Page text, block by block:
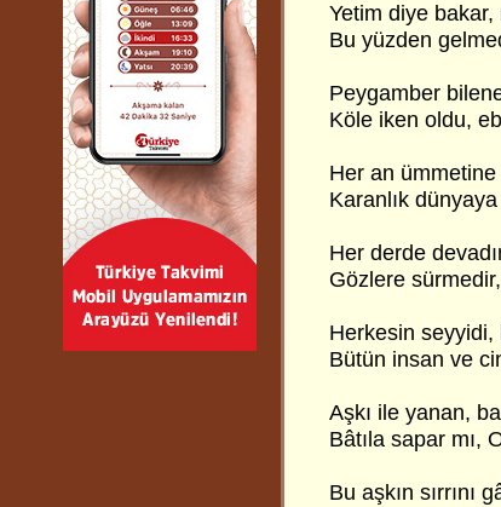
Yetim diye
Bu yüzden
Peygamber
Köle iken oldu,
Her an ümmetine
Karanlık dünyaya
Her derde
Gözlere
Herkesin seyyidi,
Bütün insan ve
Aşkı ile yanan,
Bâtıla sapar mı,
Bu aşkın sırrını